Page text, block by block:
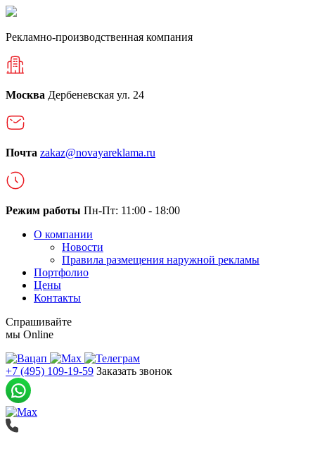
Рекламно-производственная компания
Москва Дербеневская ул. 24
Почта zakaz@novayareklama.ru
Режим работы Пн-Пт: 11:00 - 18:00
О компании
Новости
Правила размещения наружной рекламы
Портфолио
Цены
Контакты
Спрашивайте
мы Online
+7 (495) 109-19-59 Заказать звонок